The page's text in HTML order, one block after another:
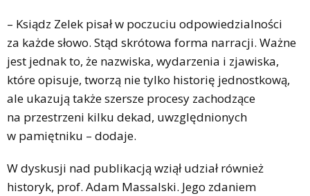
– Ksiądz Zelek pisał w poczuciu odpowiedzialności
za każde słowo. Stąd skrótowa forma narracji. Ważne
jest jednak to, że nazwiska, wydarzenia i zjawiska,
które opisuje, tworzą nie tylko historię jednostkową,
ale ukazują także szersze procesy zachodzące
na przestrzeni kilku dekad, uwzględnionych
w pamiętniku – dodaje.
W dyskusji nad publikacją wziął udział również
historyk, prof. Adam Massalski. Jego zdaniem